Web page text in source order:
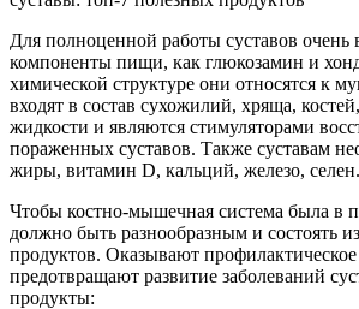
Для полноценной работы суставов очень
компоненты пищи, как глюкозамин и
химической структуре они относятся к
входят в состав сухожилий, хряща,
жидкости и являются стимуляторами
пораженных суставов. Также суставам
жиры, витамин D, кальций, железо, селен.
Чтобы костно-мышечная система была в
должно быть разнообразным и состоять
продуктов. Оказывают профилактическое
предотвращают развитие заболеваний
продукты: